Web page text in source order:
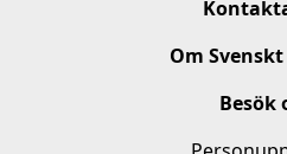
Om
Besök